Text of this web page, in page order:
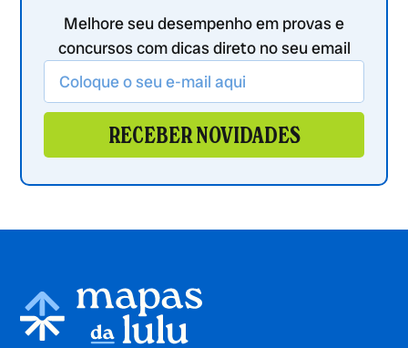
Melhore seu desempenho em provas e
concursos com dicas direto no seu email
RECEBER NOVIDADES